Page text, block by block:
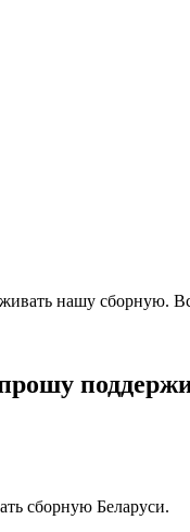
нашу сборную.
сборную Беларуси.